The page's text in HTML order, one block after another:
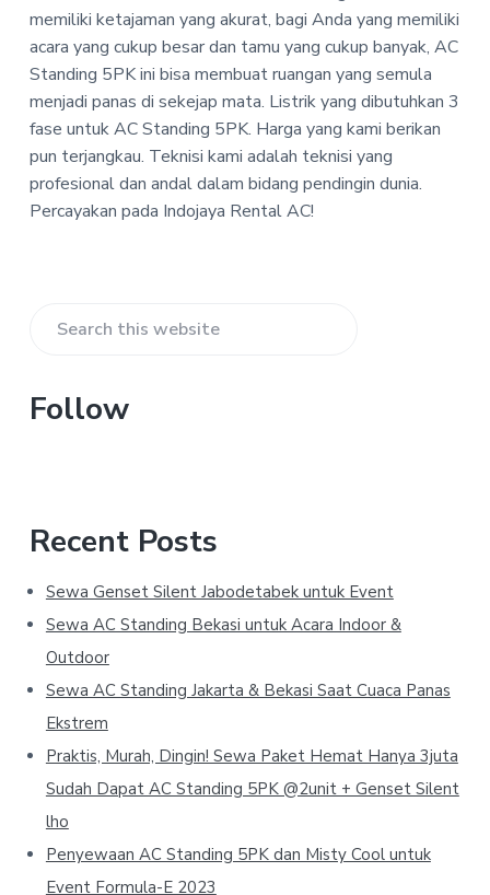
I
n
d
o
j
a
a
R
e
n
memiliki ketajaman yang akurat, bagi Anda yang memiliki
acara yang cukup besar dan tamu yang cukup banyak, AC
Standing 5PK ini bisa membuat ruangan yang semula
menjadi panas di sekejap mata. Listrik yang dibutuhkan 3
fase untuk AC Standing 5PK. Harga yang kami berikan
pun terjangkau. Teknisi kami adalah teknisi yang
profesional dan andal dalam bidang pendingin dunia.
Percayakan pada Indojaya Rental AC!
Primary
Search
website
Follow
Recent Posts
Sewa Genset Silent Jabodetabek untuk Event
Sewa AC Standing Bekasi untuk Acara Indoor &
Outdoor
Sewa AC Standing Jakarta & Bekasi Saat Cuaca Panas
Ekstrem
Praktis, Murah, Dingin! Sewa Paket Hemat Hanya 3juta
Sudah Dapat AC Standing 5PK @2unit + Genset Silent
lho
Penyewaan AC Standing 5PK dan Misty Cool untuk
Event Formula-E 2023